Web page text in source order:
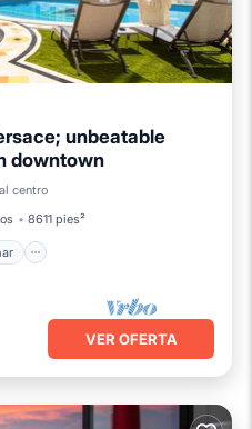
unbeatable
downtown
centro
8611 pies²
al mar
Piscina
VER OFERTA